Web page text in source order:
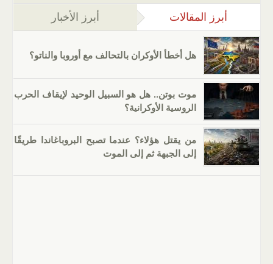
أبرز المقالات (علامة التبويب النشطة)
أبرز الأخبار
هل أخطأ الأوكران بالتحالف مع أوروبا والناتو؟
موت بوتن.. هل هو السبيل الوحيد لإيقاف الحرب
الروسية الأوكرانية؟
من يقتل هؤلاء؟ عندما تصبح البروباغاندا طريقًا
إلى الجبهة ثم إلى الموت